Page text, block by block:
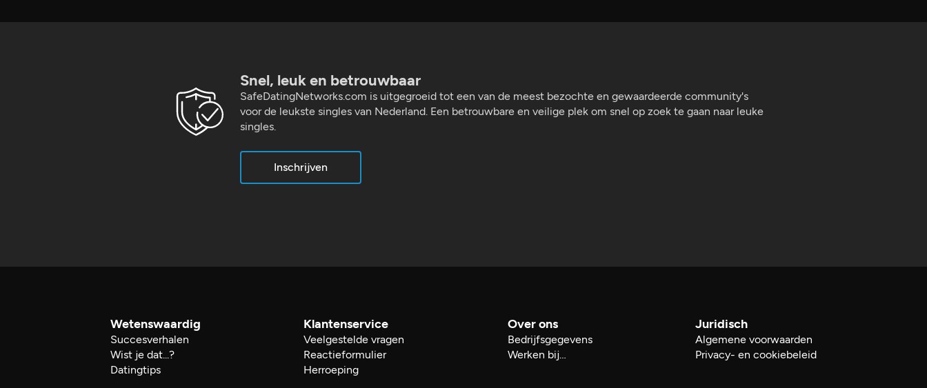
Snel, leuk en betrouwbaar
SafeDatingNetworks.com is uitgegroeid tot een van de meest bezochte en gewaardeerde community's
voor de leukste singles van Nederland. Een betrouwbare en veilige plek om snel op zoek te gaan naar leuke
singles.
Inschrijven
Wetenswaardig
Succesverhalen
Wist je dat...?
Datingtips
Klantenservice
Veelgestelde vragen
Reactieformulier
Herroeping
Over ons
Bedrijfsgegevens
Werken bij…
Juridisch
Algemene voorwaarden
Privacy- en cookiebeleid